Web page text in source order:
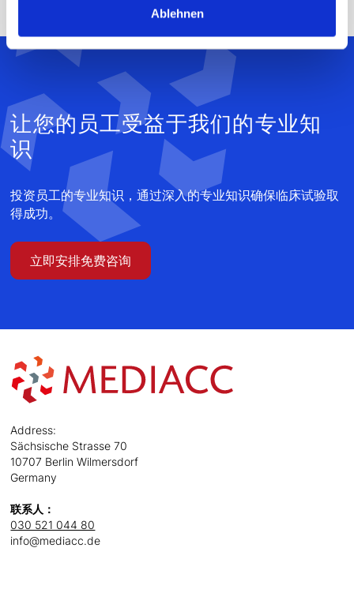
Ablehnen
让您的员工受益于我们的专业知
识
投资员工的专业知识，通过深入的专业知识确保临床试验取
得成功。
立即安排免费咨询
Address:
Sächsische Strasse 70
10707 Berlin Wilmersdorf
Germany
联系人：
030 521 044 80
info@mediacc.de